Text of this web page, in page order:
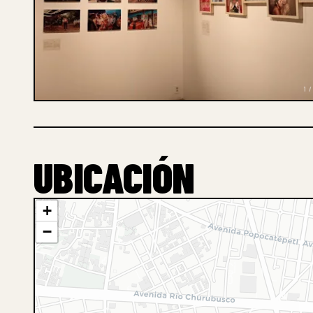
1 /
UBICACIÓN
+
−